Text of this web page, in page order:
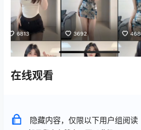
在线观看
隐藏内容，仅限以下用户组阅读